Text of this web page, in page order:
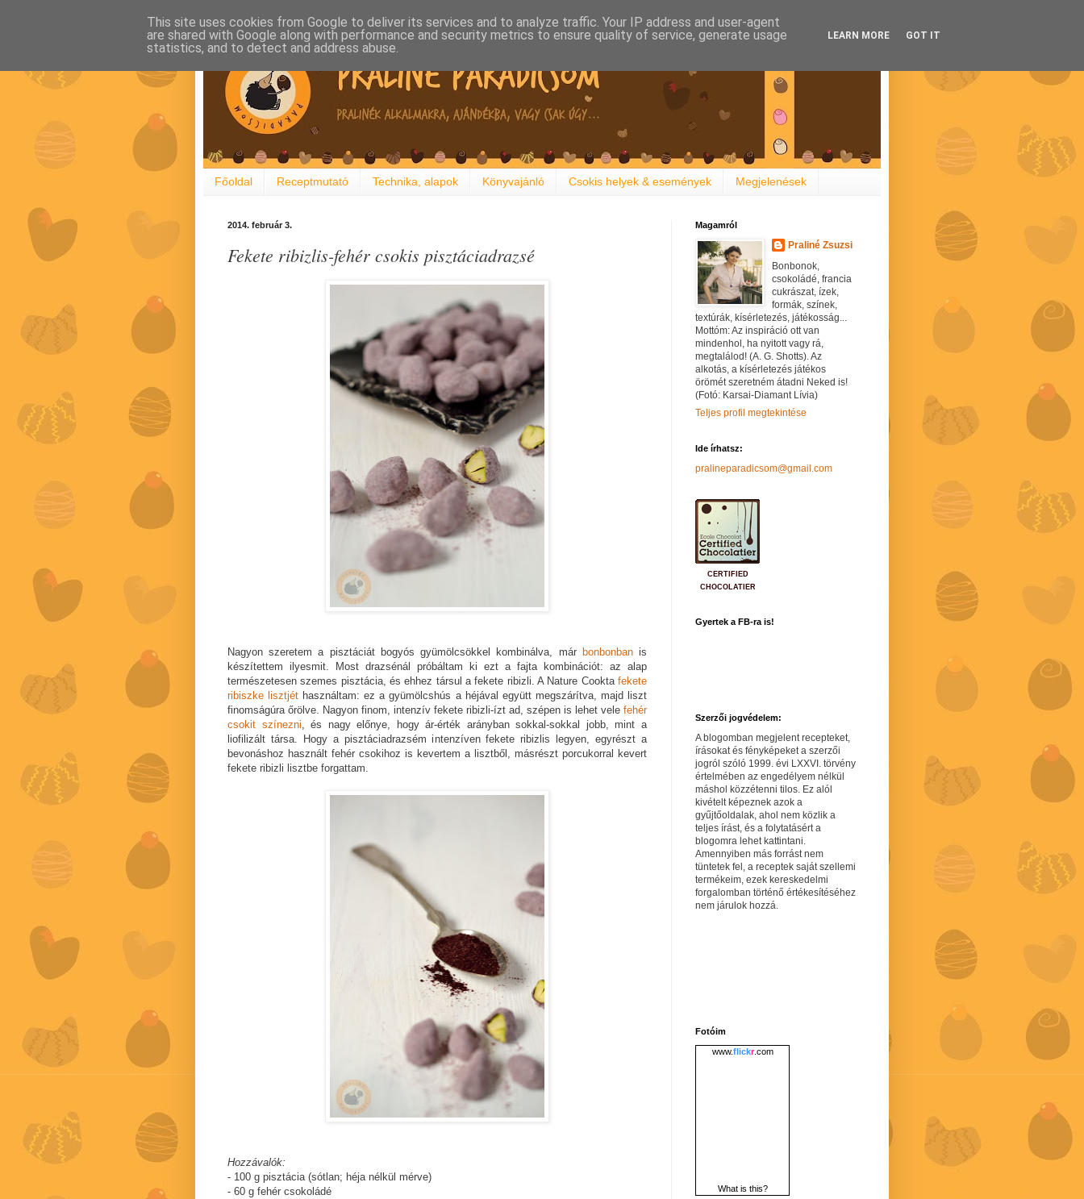
Főoldal Receptmutató Technika, alapok Könyvajánló Csokis helyek & események Megjelenések
2014. február 3.
Fekete ribizlis-fehér csokis pisztáciadrazsé
Nagyon szeretem a pisztáciát bogyós gyümölcsökkel kombinálva, már bonbonbanis
készítettem ilyesmit. Most drazsénál próbáltam ki ezt a fajta kombinációt: az alap
természetesen szemes pisztácia, és ehhez társul a fekete ribizli. A Nature Cookta fekete
ribiszke lisztjét használtam: ez a gyümölcshús a héjával együtt megszárítva, majd liszt
finomságúra őrölve. Nagyon finom, intenzív fekete ribizli-ízt ad, szépen is lehet vele fehér
csokit színezni, és nagy előnye, hogy ár-érték arányban sokkal-sokkal jobb, mint a
liofilizált társa. Hogy a pisztáciadrazsém intenzíven fekete ribizlis legyen, egyrészt a
bevonáshoz használt fehér csokihoz is kevertem a lisztből, másrészt porcukorral kevert
fekete ribizli lisztbe forgattam.
Hozzávalók:
- 100 g pisztácia (sótlan; héja nélkül mérve)
- 60 g fehér csokoládé
Magamról
Praliné Zsuzsi
Bonbonok,
csokoládé, francia
cukrászat, ízek,
formák, színek,
textúrák, kísérletezés, játékosság...
Mottóm: Az inspiráció ott van
mindenhol, ha nyitott vagy rá,
megtalálod! (A. G. Shotts). Az
alkotás, a kísérletezés játékos
örömét szeretném átadni Neked is!
(Fotó: Karsai-Diamant Lívia)
Teljes profil megtekintése
Ide írhatsz:
pralineparadicsom@gmail.com
CERTIFIED
CHOCOLATIER
Gyertek a FB-ra is!
Szerzői jogvédelem:
A blogomban megjelent recepteket,
írásokat és fényképeket a szerzői
jogról szóló 1999. évi LXXVI. törvény
értelmében az engedélyem nélkül
máshol közzétenni tilos. Ez alól
kivételt képeznek azok a
gyűjtőoldalak, ahol nem közlik a
teljes írást, és a folytatásért a
blogomra lehet kattintani.
Amennyiben más forrást nem
tüntetek fel, a receptek saját szellemi
termékeim, ezek kereskedelmi
forgalomban történő értékesítéséhez
nem járulok hozzá.
Fotóim
www.flickr.com
What is this?
This site uses cookies from Google to deliver its services and to analyze traffic. Your IP address and user-agent
are shared with Google along with performance and security metrics to ensure quality of service, generate usage
statistics, and to detect and address abuse.
LEARN MORE GOT IT